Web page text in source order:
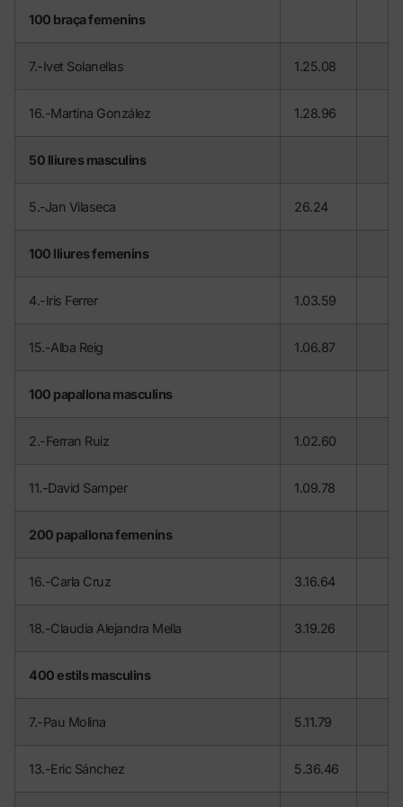
100 braça femenins
7.-Ivet Solanellas 1.25.08
16.-Martina González 1.28.96
50 lliures masculins
5.-Jan Vilaseca 26.24
100 lliures femenins
4.-Iris Ferrer 1.03.59
15.-Alba Reig 1.06.87
100 papallona masculins
2.-Ferran Ruiz 1.02.60
11.-David Samper 1.09.78
200 papallona femenins
16.-Carla Cruz 3.16.64
18.-Claudia Alejandra Mella 3.19.26
400 estils masculins
7.-Pau Molina 5.11.79
13.-Eric Sánchez 5.36.46